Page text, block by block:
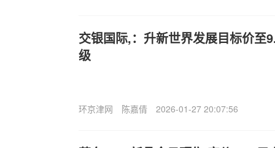
交银国际,：升新世界发展目标价至
级
环京津网 陈嘉倩 2026-01-27 20:07:56